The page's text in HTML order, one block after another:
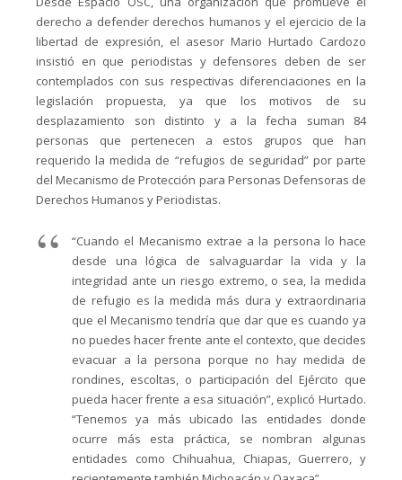
derecho a defender derechos humanos y el ejercicio de la
libertad de expresión, el asesor Mario Hurtado Cardozo
insistió en que periodistas y defensores deben de ser
contemplados con sus respectivas diferenciaciones en la
legislación propuesta, ya que los motivos de su
desplazamiento son distinto y a la fecha suman 84
personas que pertenecen a estos grupos que han
requerido la medida de “refugios de seguridad” por parte
del Mecanismo de Protección para Personas Defensoras de
Derechos Humanos y Periodistas.
“Cuando el Mecanismo extrae a la persona lo hace
desde una lógica de salvaguardar la vida y la
integridad ante un riesgo extremo, o sea, la medida
de refugio es la medida más dura y extraordinaria
que el Mecanismo tendría que dar que es cuando ya
no puedes hacer frente ante el contexto, que decides
evacuar a la persona porque no hay medida de
rondines, escoltas, o participación del Ejército que
pueda hacer frente a esa situación”, explicó Hurtado.
“Tenemos ya más ubicado las entidades donde
ocurre más esta práctica, se nombran algunas
entidades como Chihuahua, Chiapas, Guerrero, y